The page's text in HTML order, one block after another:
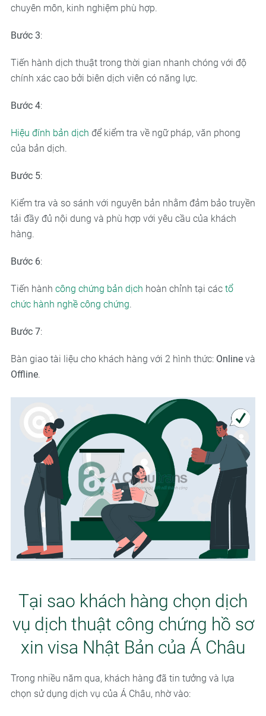
chuyên môn, kinh nghiệm phù hợp.
Bước 3:
Tiến hành dịch thuật trong thời gian nhanh chóng với độ
chính xác cao bởi biên dịch viên có năng lực.
Bước 4:
Hiệu đính bản dịch để kiểm tra về ngữ pháp, văn phong
của bản dịch.
Bước 5:
Kiểm tra và so sánh với nguyên bản nhằm đảm bảo truyền
tải đầy đủ nội dung và phù hợp với yêu cầu của khách
hàng.
Bước 6:
Tiến hành công chứng bản dịch hoàn chỉnh tại các tổ
chức hành nghề công chứng.
Bước 7:
Bàn giao tài liệu cho khách hàng với 2 hình thức: Onlinevà
Offline.
Tại sao khách hàng chọn dịch
vụ dịch thuật công chứng hồ sơ
xin visa Nhật Bản của Á Châu
Trong nhiều năm qua, khách hàng đã tin tưởng và lựa
chọn sử dụng dịch vụ của Á Châu, nhờ vào: